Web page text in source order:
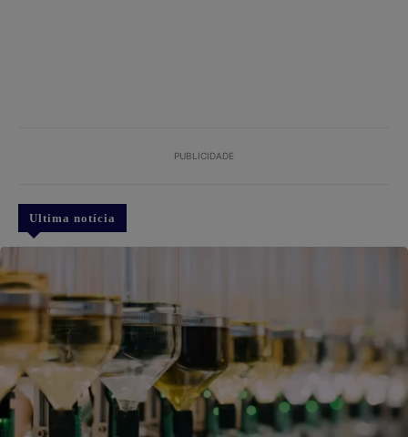
PUBLICIDADE
Ultima notícia